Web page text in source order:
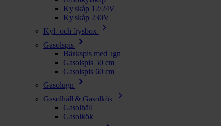
Kylskåp 12/24V
Kylskåp 230V
Kyl- och frysbox
chevron_right
Gasolspis chevron_right
Bänkspis med ugn
Gasolspis 50 cm
Gasolspis 60 cm
Gasolugn
chevron_right
Gasolhäll & Gasolkök chevron_right
Gasolhäll
Gasolkök